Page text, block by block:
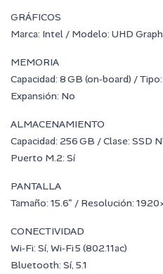
GRÁFICOS
Marca: Intel / Modelo: UHD
MEMORIA
Capacidad: 8 GB (on‑board) /
Expansión: No
ALMACENAMIENTO
Capacidad: 256 GB / Clase: SSD
Puerto M.2: Sí
PANTALLA
Tamaño: 15.6″ / Resolución:
CONECTIVIDAD
Wi‑Fi: Sí, Wi‑Fi 5 (802.11ac)
Bluetooth: Sí, 5.1